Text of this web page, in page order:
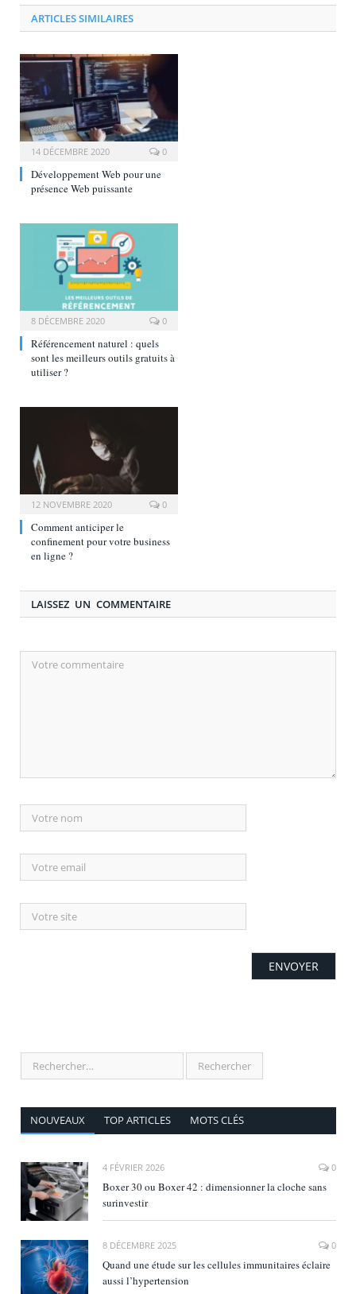
ARTICLES SIMILAIRES
14 DÉCEMBRE 2020 0
Développement Web pour une
présence Web puissante
8 DÉCEMBRE 2020 0
Référencement naturel : quels
sont les meilleurs outils gratuits à
utiliser ?
12 NOVEMBRE 2020 0
Comment anticiper le
confinement pour votre business
en ligne ?
LAISSEZ UN COMMENTAIRE
NOUVEAUX TOP ARTICLES MOTS CLÉS
4 FÉVRIER 2026 0
Boxer 30 ou Boxer 42 : dimensionner la cloche sans
surinvestir
8 DÉCEMBRE 2025 0
Quand une étude sur les cellules immunitaires éclaire
aussi l’hypertension